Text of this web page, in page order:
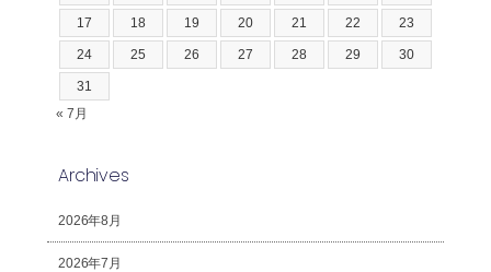
17 18 19 20 21 22 23
24 25 26 27 28 29 30
31
« 7月
Archives
2026年8月
2026年7月